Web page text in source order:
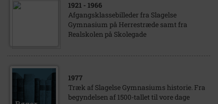
1921 - 1966
Afgangsklassebilleder fra Slagelse
Gymnasium på Herrestræde samt fra
Realskolen på Skolegade
1977
Træk af Slagelse Gymnasiums historie. Fra
begyndelsen af 1500-tallet til vore dage